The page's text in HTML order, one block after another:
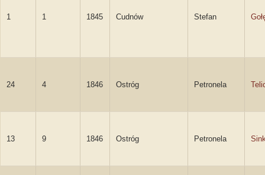
1 1 1845 Cudnów Stefan
24 4 1846 Ostróg Petronela
13 9 1846 Ostróg Petronela